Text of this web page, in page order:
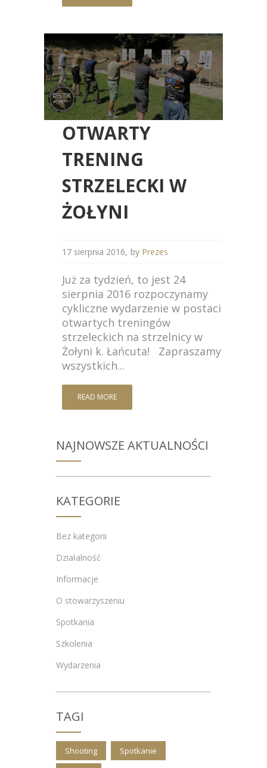
OTWARTY
TRENING
STRZELECKI W
ŻOŁYNI
17 sierpnia 2016 by Prezes
Już za tydzień, to jest 24
sierpnia 2016 rozpoczynamy
cykliczne wydarzenie w postaci
otwartych treningów
strzeleckich na strzelnicy w
Żołyni k. Łańcuta! Zapraszamy
wszystkich...
READ MORE
NAJNOWSZE AKTUALNOŚCI
KATEGORIE
Bez kategorii
Działalność
Informacje
O stowarzyszeniu
Spotkania
Szkolenia
Wydarzenia
TAGI
Shooting Spotkanie